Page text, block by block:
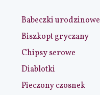
Babeczki urodzinowe
Biszkopt gryczany
Chipsy serowe
Diablotki
Pieczony czosnek